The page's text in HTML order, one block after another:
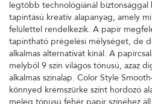
legtöbb technológiánál biztonsággal
tapintású kreatív alapanyag, amely
felülettel rendelkezik. A papír
tapintható prégelési mélységet, de
alkalmas alternatívát kínál. A
melyből 9 szín világos tónusú, azaz
alkalmas színalap. Color Style
könnyed krémszürke színt hordozó